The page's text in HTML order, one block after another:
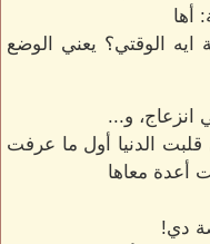
أها
الوقتي؟ يعني الوضع
انزعاج، و...
الدنيا أول ما عرفت
أعدة معاها
دي!